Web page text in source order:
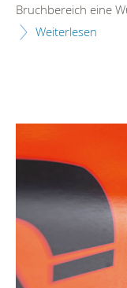
Bruchbereich eine
Weiterlesen